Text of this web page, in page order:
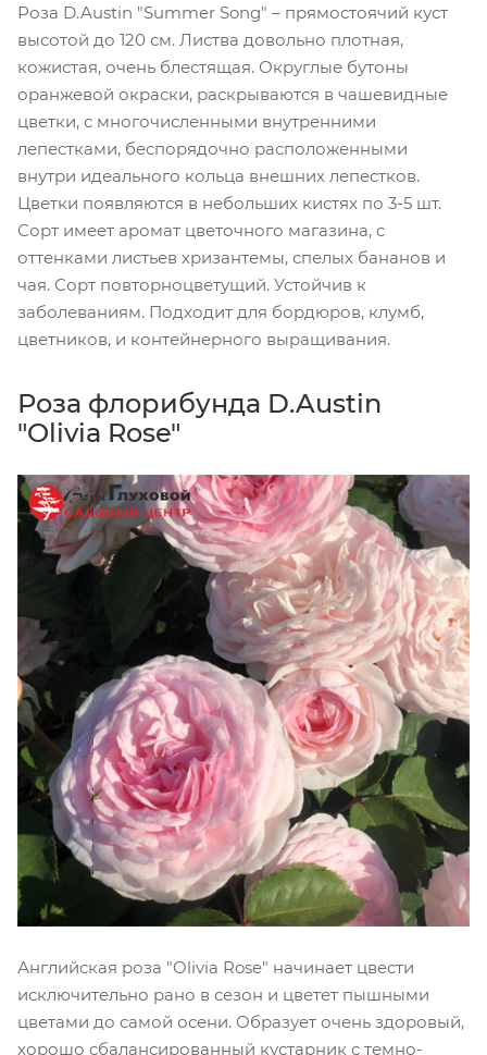
Роза D.Austin "Summer Song" – прямостоячий куст
высотой до 120 см. Листва довольно плотная,
кожистая, очень блестящая. Округлые бутоны
оранжевой окраски, раскрываются в чашевидные
цветки, с многочисленными внутренними
лепестками, беспорядочно расположенными
внутри идеального кольца внешних лепестков.
Цветки появляются в небольших кистях по 3-5 шт.
Сорт имеет аромат цветочного магазина, с
оттенками листьев хризантемы, спелых бананов и
чая. Сорт повторноцветущий. Устойчив к
заболеваниям. Подходит для бордюров, клумб,
цветников, и контейнерного выращивания.
Роза флорибунда D.Austin
"Olivia Rose"
Английская роза "Olivia Rose" начинает цвести
исключительно рано в сезон и цветет пышными
цветами до самой осени. Образует очень здоровый,
хорошо сбалансированный кустарник с темно-